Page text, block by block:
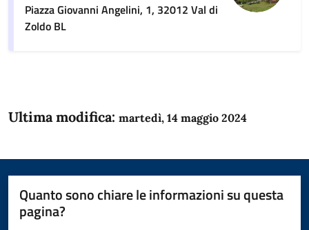
Piazza Giovanni Angelini, 1, 32012 Val di
Zoldo BL
Ultima modifica: martedì, 14 maggio 2024
Quanto sono chiare le informazioni su questa
pagina?